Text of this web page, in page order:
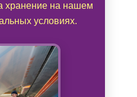
хранение на нашем
условиях.